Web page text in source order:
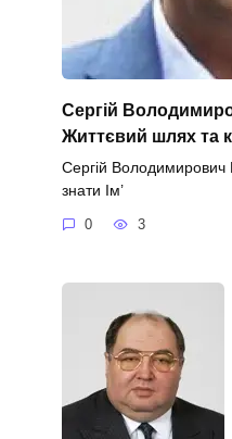
Сергій
Життєвий шлях та
Сергій
знати Ім’
0 3